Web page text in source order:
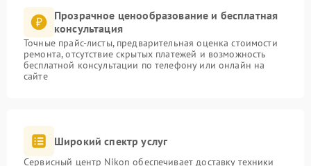
Прозрачное ценообразование и бесплатная
консультация
Точные прайс-листы, предварительная оценка стоимости
ремонта, отсутствие скрытых платежей и возможность
бесплатной консультации по телефону или онлайн на
сайте
Широкий спектр услуг
Сервисный центр Nikon обеспечивает доставку техники